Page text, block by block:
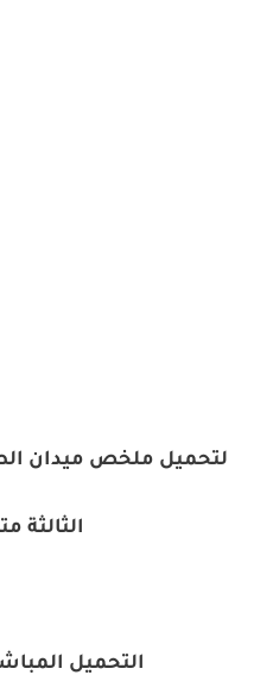
لتحميل ملخص ميدان
الثالثة
التحميل